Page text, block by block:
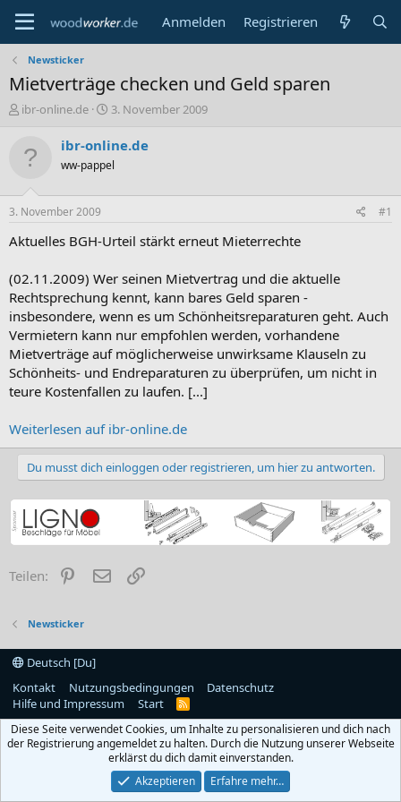
Anmelden Registrieren
Newsticker
Mietverträge checken und Geld sparen
E
t
l
e
r
ibr-online.de
E
s
t
e
a
3. November 2009
ibr-online.de
ww-pappel
3. November 2009 #1
Aktuelles BGH-Urteil stärkt erneut Mieterrechte
(02.11.2009) Wer seinen Mietvertrag und die aktuelle
Rechtsprechung kennt, kann bares Geld sparen -
insbesondere, wenn es um Schönheitsreparaturen geht. Auch
Vermietern kann nur empfohlen werden, vorhandene
Mietverträge auf möglicherweise unwirksame Klauseln zu
Schönheits- und Endreparaturen zu überprüfen, um nicht in
teure Kostenfallen zu laufen. [...]
Weiterlesen auf ibr-online.de
Du musst dich einloggen oder registrieren, um hier zu antworten.
Teilen: PinterestE-Mail
Newsticker
Deutsch [Du]
Kontakt
Nutzungsbedingungen
Datenschutz
Hilfe und Impressum
Start
R
S
Diese Seite verwendet Cookies, um Inhalte zu personalisieren und dich nach
der Registrierung angemeldet zu halten. Durch die Nutzung unserer Webseite
erklärst du dich damit einverstanden.
Akzeptieren
Erfahre mehr…